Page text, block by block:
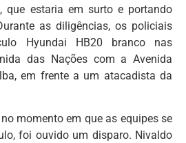
que estaria em surto e portando
as diligências, os policiais
Hyundai HB20 branco nas
das Nações com a Avenida
em frente a um atacadista da
momento em que as equipes se
foi ouvido um disparo. Nivaldo